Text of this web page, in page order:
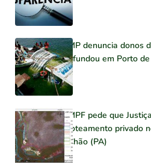
MP denuncia donos
afundou em Porto
MPF pede que
loteamento privado
Chão (PA)